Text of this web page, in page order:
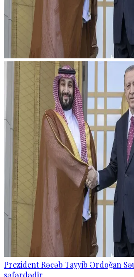
Prezident Rəcəb Tayyib Ərdoğan
səfərdədir